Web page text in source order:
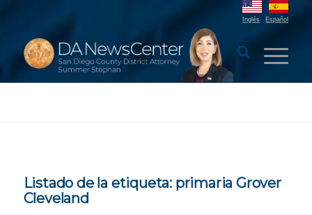
Inglés Español
Listado de la etiqueta: primaria Grover
Cleveland